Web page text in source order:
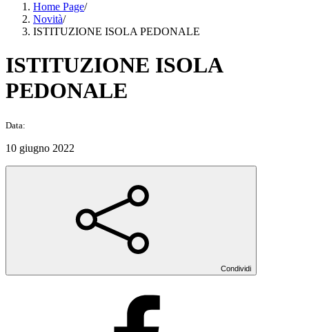
Home Page/
Novità/
ISTITUZIONE ISOLA PEDONALE
ISTITUZIONE ISOLA
PEDONALE
Data:
10 giugno 2022
Condividi